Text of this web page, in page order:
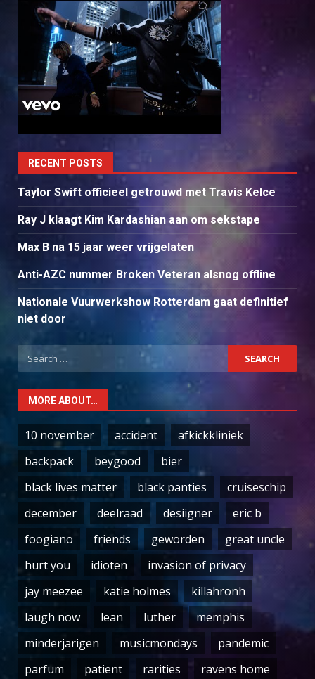
RECENT POSTS
Taylor Swift officieel getrouwd met Travis Kelce
Ray J klaagt Kim Kardashian aan om sekstape
Max B na 15 jaar weer vrijgelaten
Anti-AZC nummer Broken Veteran alsnog offline
Nationale Vuurwerkshow Rotterdam gaat definitief
niet door
Search
for:
MORE ABOUT…
10 november accident
afkickkliniek
backpack
beygood
bier
black lives matter
black panties
cruiseschip
december
deelraad desiigner
eric b
foogiano
friends geworden
great uncle
hurt you
idioten
invasion of privacy
jay meezee
katie holmes
killahronh
laugh now
lean luther
memphis
minderjarigen
musicmondays
pandemic
parfum
patient rarities ravens home